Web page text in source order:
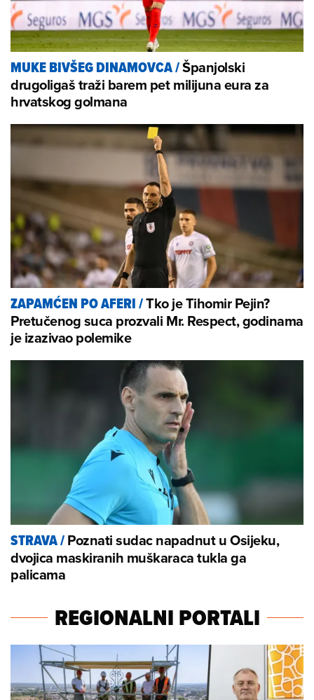
MUKE BIVŠEG DINAMOVCA/Španjolski
drugoligaš traži barem pet milijuna eura za
hrvatskog golmana
ZAPAMĆEN PO AFERI/Tko je Tihomir Pejin?
Pretučenog suca prozvali Mr. Respect, godinama
je izazivao polemike
STRAVA/Poznati sudac napadnut u Osijeku,
dvojica maskiranih muškaraca tukla ga
palicama
REGIONALNI PORTALI